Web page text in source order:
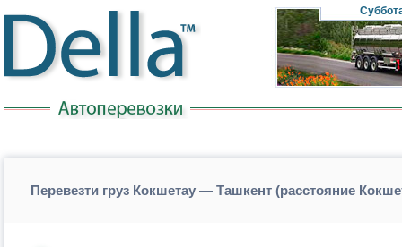
Перевезти груз Кокшетау — Ташкент (расстояние